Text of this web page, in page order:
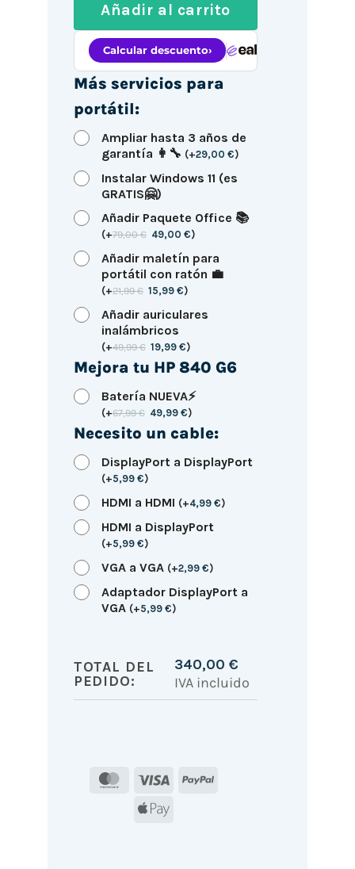
Añadir al carrito
Más servicios para
portátil:
Ampliar hasta 3 años de
garantía 👩‍🔧 (+29,00 €)
Instalar Windows 11 (es
GRATIS🤗)
Añadir Paquete Office 📚
(+79,00€ 49,00€)
Añadir maletín para
portátil con ratón 💼
(+21,99€ 15,99€)
Añadir auriculares
inalámbricos
(+49,99€ 19,99€)
Mejora tu HP 840 G6
Batería NUEVA⚡
(+67,99€ 49,99€)
Necesito un cable:
DisplayPort a DisplayPort
(+5,99 €)
HDMI a HDMI (+4,99 €)
HDMI a DisplayPort
(+5,99 €)
VGA a VGA (+2,99 €)
Adaptador DisplayPort a
VGA (+5,99 €)
TOTAL DEL
PEDIDO:
340,00 €
IVA incluido
MasterCard
Visa
PayPal
Apple